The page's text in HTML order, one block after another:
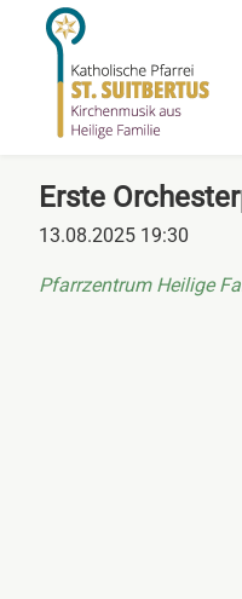
Erste
13.08.2025 19:30
Pfarrzentrum Heilige